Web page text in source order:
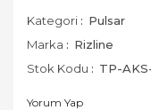
Kategori
Pulsar
Marka
Rizline
Stok Kodu
TP-
Yorum Yap